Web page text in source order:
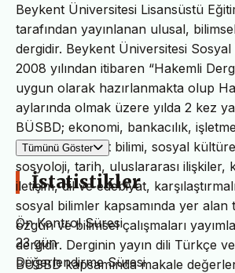
Beykent Üniversitesi Lisansüstü
tarafından yayınlanan ulusal,
dergidir. Beykent Üniversitesi Sosyal
2008 yılından itibaren “Hakemli
uygun olarak hazırlanmakta olup
aylarında olmak üzere yılda 2 kez
BÜSBD; ekonomi, bankacılık,
psikoloji, siyaset bilimi, sosyal
sosyoloji, tarih, uluslararası ilişkiler,
iletişim, dil ve edebiyat,
sosyal bilimler kapsamında yer alan
özgün ve bilimsel çalışmaları
dergidir. Derginin yayın dili Türkçe
BÜSBD kapsamında makale
Tümünü Göster
İstatistikler
Ön Kontrol Süresi
23 gün
Değerlendirme Süresi